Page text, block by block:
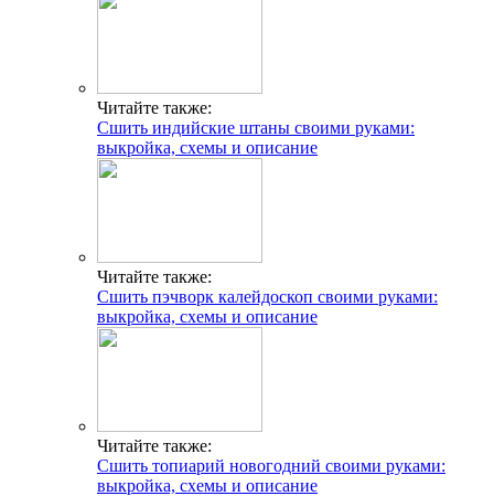
Читайте также:
Сшить индийские штаны своими руками:
выкройка, схемы и описание
Читайте также:
Сшить пэчворк калейдоскоп своими руками:
выкройка, схемы и описание
Читайте также:
Сшить топиарий новогодний своими руками:
выкройка, схемы и описание